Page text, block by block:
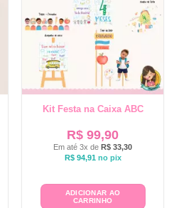
Kit Festa na Caixa ABC
R$ 99,90
Em até 3x de R$ 33,30
R$94,91 no pix
ADICIONAR AO
CARRINHO